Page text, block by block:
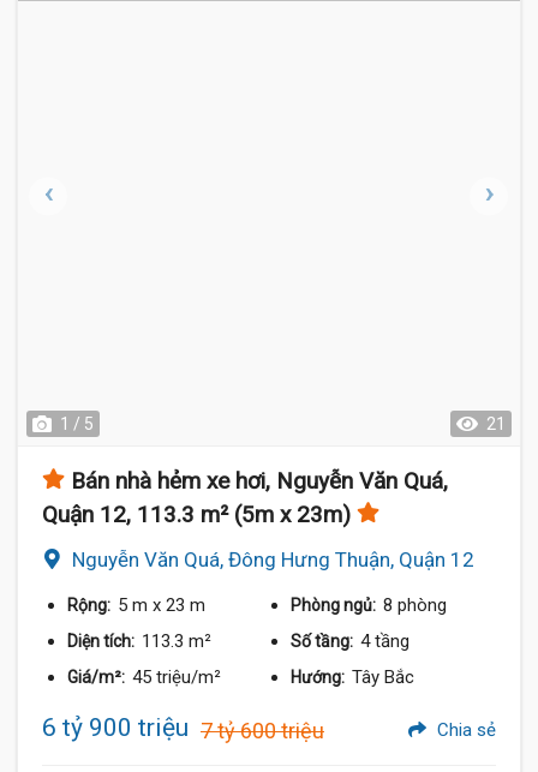
1 / 5 21
Bán nhà hẻm xe hơi, Nguyễn Văn Quá,
Quận 12, 113.3 m² (5m x 23m)
Nguyễn Văn Quá, Đông Hưng Thuận, Quận 12
Rộng: 5 m x 23 m Phòng ngủ: 8 phòng
Diện tích: 113.3 m² Số tầng: 4 tầng
Giá/m²: 45 triệu/m² Hướng: Tây Bắc
6 tỷ 900 triệu 7 tỷ 600 triệu Chia sẻ